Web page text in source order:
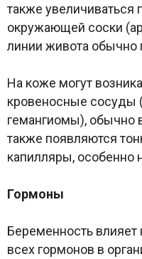
также увеличиваться
окружающей соски
линии живота обычно
На коже могут
кровеносные сосуды
гемангиомы), обычно
также появляются
капилляры, особенно
Гормоны
Беременность
всех гормонов в